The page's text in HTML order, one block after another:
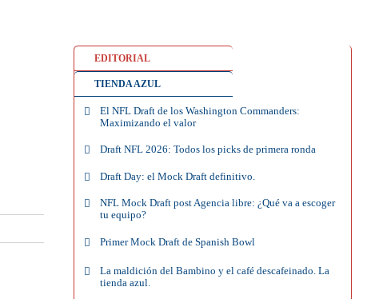
EDITORIAL
TIENDA AZUL
El NFL Draft de los Washington Commanders:
Maximizando el valor
Draft NFL 2026: Todos los picks de primera ronda
Draft Day: el Mock Draft definitivo.
NFL Mock Draft post Agencia libre: ¿Qué va a escoger
tu equipo?
Primer Mock Draft de Spanish Bowl
La maldición del Bambino y el café descafeinado. La
tienda azul.